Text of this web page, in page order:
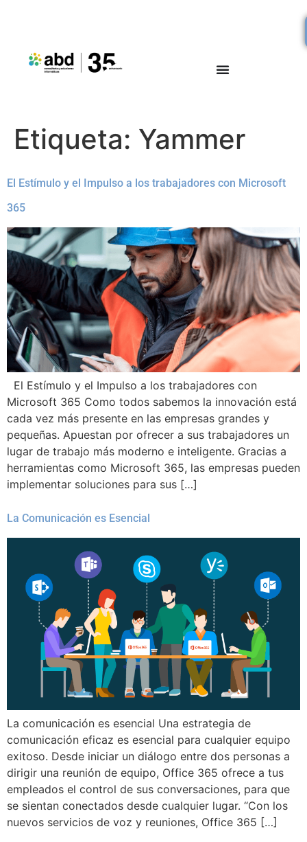
Etiqueta: Yammer
El Estímulo y el Impulso a los trabajadores con Microsoft
365
El Estímulo y el Impulso a los trabajadores con
Microsoft 365 Como todos sabemos la innovación está
cada vez más presente en las empresas grandes y
pequeñas. Apuestan por ofrecer a sus trabajadores un
lugar de trabajo más moderno e inteligente. Gracias a
herramientas como Microsoft 365, las empresas pueden
implementar soluciones para sus […]
La Comunicación es Esencial
La comunicación es esencial Una estrategia de
comunicación eficaz es esencial para cualquier equipo
exitoso. Desde iniciar un diálogo entre dos personas a
dirigir una reunión de equipo, Office 365 ofrece a tus
empleados el control de sus conversaciones, para que
se sientan conectados desde cualquier lugar. “Con los
nuevos servicios de voz y reuniones, Office 365 […]